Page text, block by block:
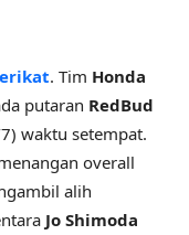
. Tim Honda
putaran RedBud
waktu setempat.
overall
alih
Jo Shimoda